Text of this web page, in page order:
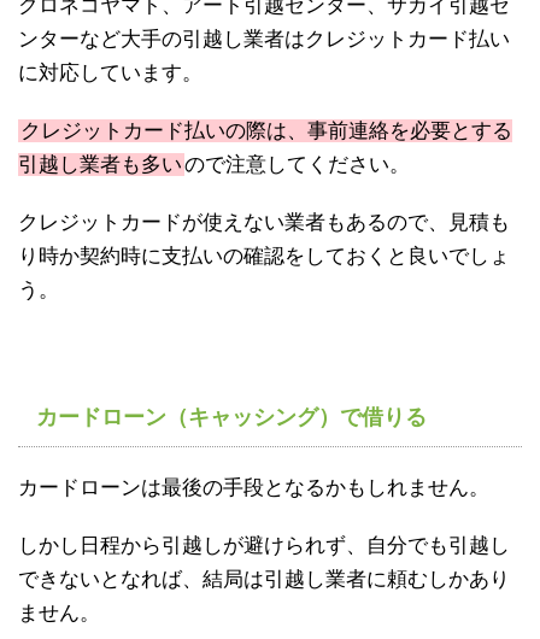
クロネコヤマト、アート引越センター、サカイ引越セ
ンターなど大手の引越し業者はクレジットカード払い
に対応しています。
クレジットカード払いの際は、事前連絡を必要とする
引越し業者も多いので注意してください。
クレジットカードが使えない業者もあるので、見積も
り時か契約時に支払いの確認をしておくと良いでしょ
う。
カードローン（キャッシング）で借りる
カードローンは最後の手段となるかもしれません。
しかし日程から引越しが避けられず、自分でも引越し
できないとなれば、結局は引越し業者に頼むしかあり
ません。